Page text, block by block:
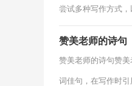
尝试多种写作方式
赞美老师的诗句
赞美老师的诗句赞
词佳句，在写作时